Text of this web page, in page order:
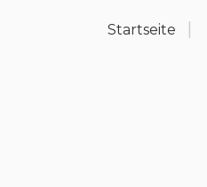
Startseite